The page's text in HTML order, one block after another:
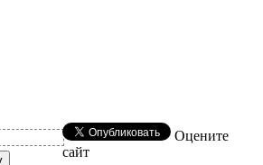
Оцените
сайт